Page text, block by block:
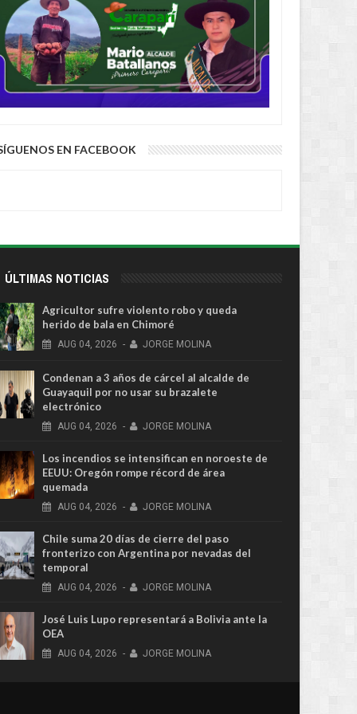
EN FACEBOOK
ÚLTIMAS NOTICIAS
Agricultor sufre violento robo y queda
herido de bala en Chimoré
AUG 04, 2026 - JORGE MOLINA
Condenan a 3 años de cárcel al alcalde de
Guayaquil por no usar su brazalete
electrónico
AUG 04, 2026 - JORGE MOLINA
Los incendios se intensifican en noroeste de
EEUU: Oregón rompe récord de área
quemada
AUG 04, 2026 - JORGE MOLINA
Chile suma 20 días de cierre del paso
fronterizo con Argentina por nevadas del
temporal
AUG 04, 2026 - JORGE MOLINA
José Luis Lupo representará a Bolivia ante la
OEA
AUG 04, 2026 - JORGE MOLINA